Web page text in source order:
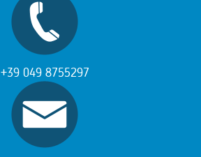
+39 049 8755297